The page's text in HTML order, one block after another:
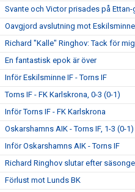
Svante och Victor prisades på Ettan-
Oavgjord avslutning mot Eskilsminne
Richard "Kalle" Ringhov: Tack för mig
En fantastisk epok är över
Inför Eskilsminne IF - Torns IF
Torns IF - FK Karlskrona, 0-3 (0-1)
Inför Torns IF - FK Karlskrona
Oskarshamns AIK - Torns IF, 1-3 (0-1)
Inför Oskarshamns AIK - Torns IF
Richard Ringhov slutar efter
Förlust mot Lunds BK